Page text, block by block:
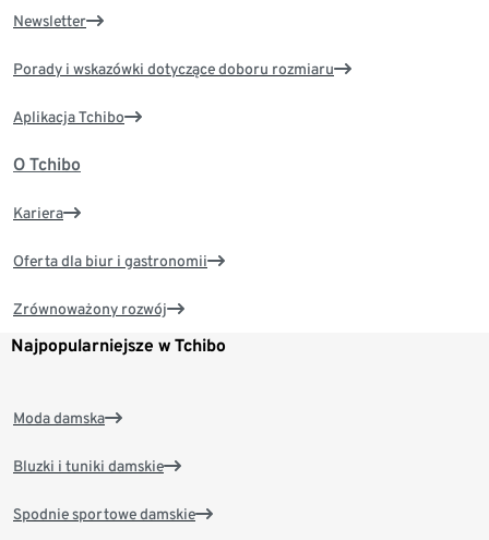
Newsletter
Porady i wskazówki dotyczące doboru rozmiaru
Aplikacja Tchibo
O Tchibo
Kariera
Oferta dla biur i gastronomii
Zrównoważony rozwój
Najpopularniejsze w Tchibo
Moda damska
Bluzki i tuniki damskie
Spodnie sportowe damskie